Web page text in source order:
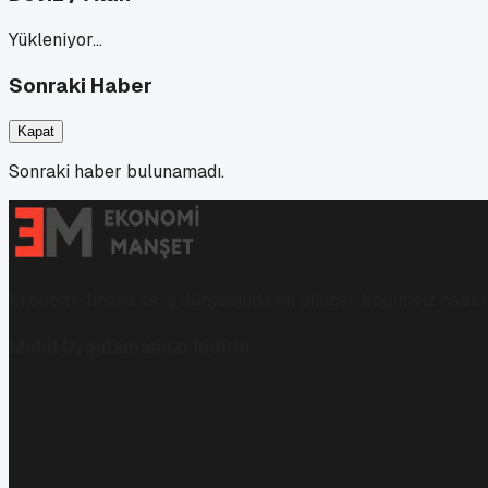
Yükleniyor…
Sonraki Haber
Kapat
Sonraki haber bulunamadı.